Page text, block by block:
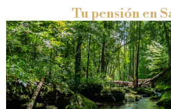
Tu pensión en